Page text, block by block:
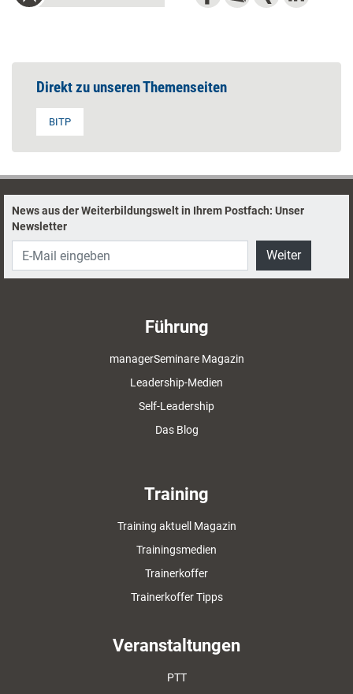
Direkt zu unseren Themenseiten
BITP
News aus der Weiterbildungswelt in Ihrem Postfach: Unser
Newsletter
Weiter
Führung
managerSeminare Magazin
Leadership-Medien
Self-Leadership
Das Blog
Training
Training aktuell Magazin
Trainingsmedien
Trainerkoffer
Trainerkoffer Tipps
Veranstaltungen
PTT